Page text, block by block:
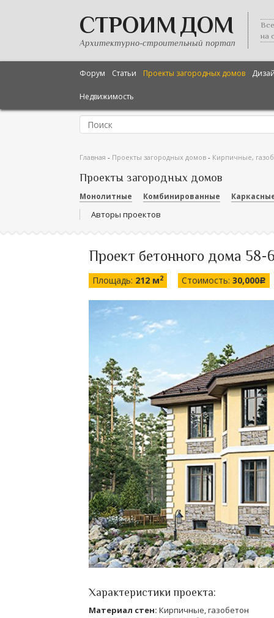
СТРОИМ ДОМ
Архитектурно-строительный портал
на
Форум Статьи Проекты загородных домов
Недвижимость
Главная - Проекты загородных домов - Кирпичные,
Проекты загородных домов
Монолитные Комбинированные
Авторы проектов
Проект бетонного дома 58-
Площадь: 212 м2 Стоимость: 30,000c
Характеристики проекта:
Материал стен: Кирпичные, газобетон